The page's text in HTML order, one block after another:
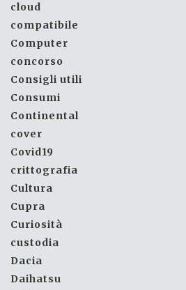
cloud
compatibile
Computer
concorso
Consigli utili
Consumi
Continental
cover
Covid19
crittografia
Cultura
Cupra
Curiosità
custodia
Dacia
Daihatsu